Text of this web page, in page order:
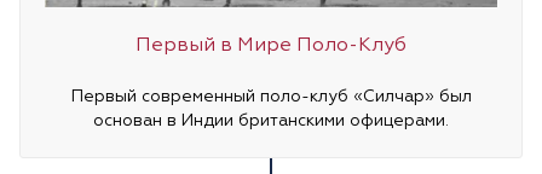
Первый в Мире Поло-Клуб
Первый современный поло-клуб «Силчар» был
основан в Индии британскими офицерами.